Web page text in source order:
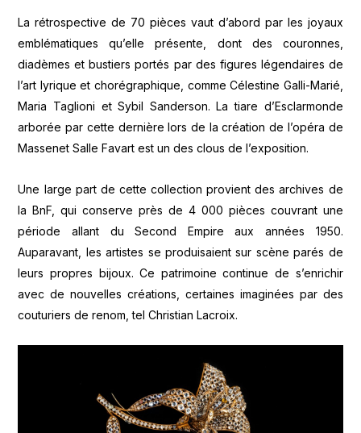
La rétrospective de 70 pièces vaut d’abord par les joyaux
emblématiques qu’elle présente, dont des couronnes,
diadèmes et bustiers portés par des figures légendaires de
l’art lyrique et chorégraphique, comme Célestine Galli-Marié,
Maria Taglioni et Sybil Sanderson. La tiare d’Esclarmonde
arborée par cette dernière lors de la création de l’opéra de
Massenet Salle Favart est un des clous de l’exposition.
Une large part de cette collection provient des archives de
la BnF, qui conserve près de 4 000 pièces couvrant une
période allant du Second Empire aux années 1950.
Auparavant, les artistes se produisaient sur scène parés de
leurs propres bijoux. Ce patrimoine continue de s’enrichir
avec de nouvelles créations, certaines imaginées par des
couturiers de renom, tel Christian Lacroix.